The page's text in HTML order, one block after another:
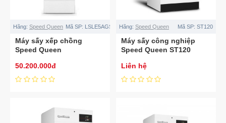
Hãng: Speed Queen Mã SP: LSLE5AGS303NW22
Máy sấy xếp chồng
Speed Queen
50.200.000đ
Hãng: Speed Queen Mã SP: ST120
Máy sấy công nghiệp
Speed Queen ST120
Liên hệ